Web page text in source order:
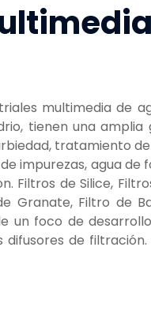
multimedia de
tienen una
tratamiento
impurezas, agua
Filtros de Silice,
Granate, Filtro de
un foco de
de